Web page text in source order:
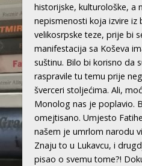
historijske, kulturološke, a
nepismenosti koja izvire iz
velikosrpske teze, prije bi
manifestacija sa Koševa
suštinu. Bilo bi korisno da
raspravile tu temu prije
šverceri stoljećima. Ali,
Monolog nas je poplavio.
omejtisano. Umjesto
našem je umrlom narodu
Znaju to u Lukavcu, i
pisao o svemu tome?!